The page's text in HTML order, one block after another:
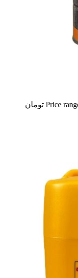
Price range: 700,000 تومان